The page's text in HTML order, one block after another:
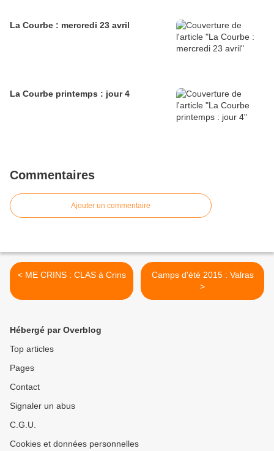
La Courbe : mercredi 23 avril
La Courbe printemps : jour 4
Commentaires
Ajouter un commentaire
< ME CRINS : CLAS à Crins
Camps d'été 2015 : Valras
>
Hébergé par Overblog
Top articles
Pages
Contact
Signaler un abus
C.G.U.
Cookies et données personnelles